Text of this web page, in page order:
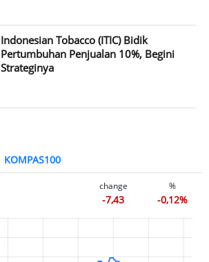
Indonesian Tobacco (ITIC) Bidik
Pertumbuhan Penjualan 10%, Begini
Strateginya
KOMPAS100
change
-7,43
%
-0,12%